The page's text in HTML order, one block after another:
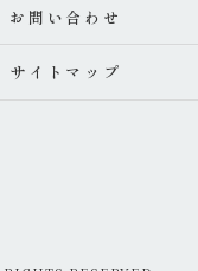
お問い合わせ
サイトマップ